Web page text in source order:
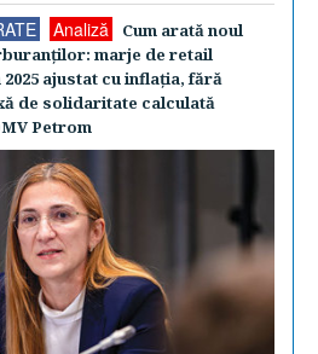
Analiză
Cum arată noul
marje de retail
ajustat cu inflaţia, fără
de solidaritate calculată
Petrom